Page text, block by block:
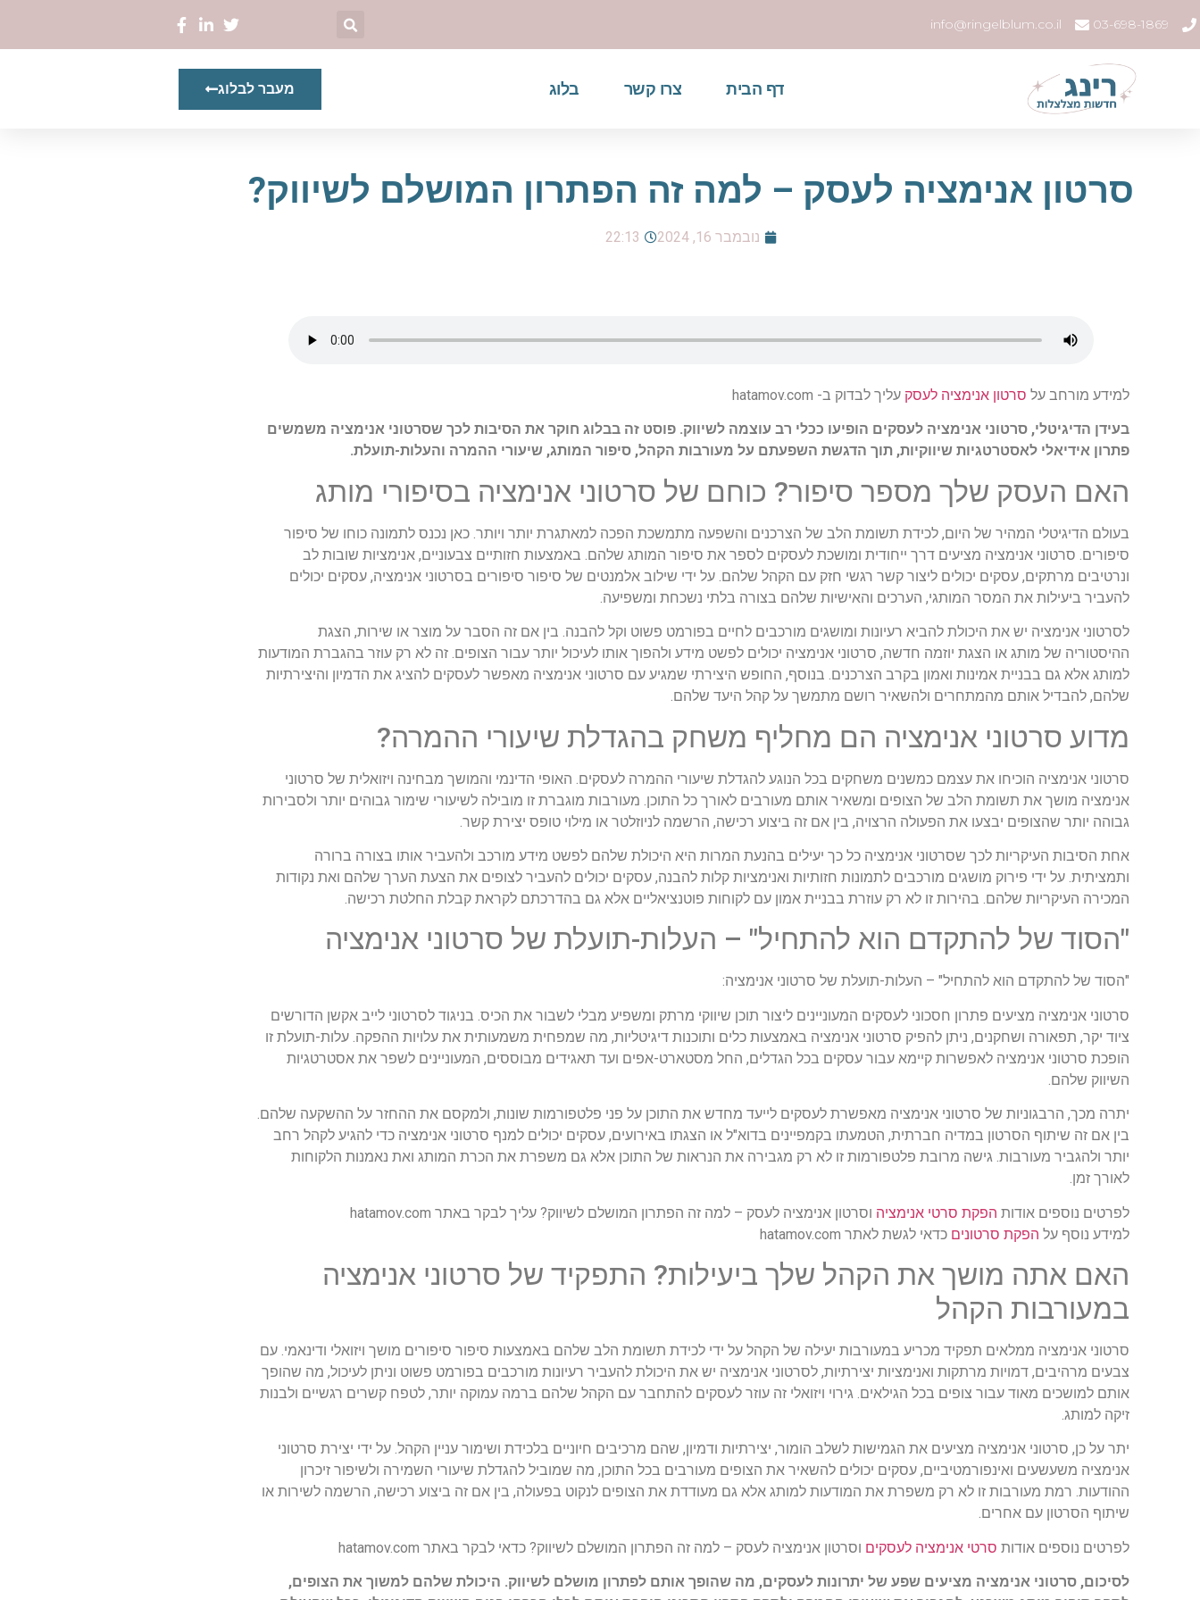
03-698-1869
info@ringelblum.co.il
דף הבית צרו קשר בלוג מעבר לבלוג
סרטון אנימציה לעסק – למה זה הפתרון המושלם לשיווק?
נובמבר 16, 2024 22:13
למידע מורחב על סרטון אנימציה לעסק עליך לבדוק ב- hatamov.com
בעידן הדיגיטלי, סרטוני אנימציה לעסקים הופיעו ככלי רב עוצמה לשיווק. פוסט זה בבלוג חוקר את הסיבות לכך שסרטוני אנימציה משמשים
פתרון אידיאלי לאסטרטגיות שיווקיות, תוך הדגשת השפעתם על מעורבות הקהל, סיפור המותג, שיעורי ההמרה והעלות-תועלת.
האם העסק שלך מספר סיפור? כוחם של סרטוני אנימציה בסיפורי מותג
בעולם הדיגיטלי המהיר של היום, לכידת תשומת הלב של הצרכנים והשפעה מתמשכת הפכה למאתגרת יותר ויותר. כאן נכנס לתמונה כוחו של סיפור
סיפורים. סרטוני אנימציה מציעים דרך ייחודית ומושכת לעסקים לספר את סיפור המותג שלהם. באמצעות חזותיים צבעוניים, אנימציות שובות לב
ונרטיבים מרתקים, עסקים יכולים ליצור קשר רגשי חזק עם הקהל שלהם. על ידי שילוב אלמנטים של סיפור סיפורים בסרטוני אנימציה, עסקים יכולים
להעביר ביעילות את המסר המותגי, הערכים והאישיות שלהם בצורה בלתי נשכחת ומשפיעה.
לסרטוני אנימציה יש את היכולת להביא רעיונות ומושגים מורכבים לחיים בפורמט פשוט וקל להבנה. בין אם זה הסבר על מוצר או שירות, הצגת
ההיסטוריה של מותג או הצגת יוזמה חדשה, סרטוני אנימציה יכולים לפשט מידע ולהפוך אותו לעיכול יותר עבור הצופים. זה לא רק עוזר בהגברת המודעות
למותג אלא גם בבניית אמינות ואמון בקרב הצרכנים. בנוסף, החופש היצירתי שמגיע עם סרטוני אנימציה מאפשר לעסקים להציג את הדמיון והיצירתיות
שלהם, להבדיל אותם מהמתחרים ולהשאיר רושם מתמשך על קהל היעד שלהם.
מדוע סרטוני אנימציה הם מחליף משחק בהגדלת שיעורי ההמרה?
סרטוני אנימציה הוכיחו את עצמם כמשנים משחקים בכל הנוגע להגדלת שיעורי ההמרה לעסקים. האופי הדינמי והמושך מבחינה ויזואלית של סרטוני
אנימציה מושך את תשומת הלב של הצופים ומשאיר אותם מעורבים לאורך כל התוכן. מעורבות מוגברת זו מובילה לשיעורי שימור גבוהים יותר ולסבירות
גבוהה יותר שהצופים יבצעו את הפעולה הרצויה, בין אם זה ביצוע רכישה, הרשמה לניוזלטר או מילוי טופס יצירת קשר.
אחת הסיבות העיקריות לכך שסרטוני אנימציה כל כך יעילים בהנעת המרות היא היכולת שלהם לפשט מידע מורכב ולהעביר אותו בצורה ברורה
ותמציתית. על ידי פירוק מושגים מורכבים לתמונות חזותיות ואנימציות קלות להבנה, עסקים יכולים להעביר לצופים את הצעת הערך שלהם ואת נקודות
המכירה העיקריות שלהם. בהירות זו לא רק עוזרת בבניית אמון עם לקוחות פוטנציאליים אלא גם בהדרכתם לקראת קבלת החלטת רכישה.
"הסוד של להתקדם הוא להתחיל" – העלות-תועלת של סרטוני אנימציה
"הסוד של להתקדם הוא להתחיל" – העלות-תועלת של סרטוני אנימציה:
סרטוני אנימציה מציעים פתרון חסכוני לעסקים המעוניינים ליצור תוכן שיווקי מרתק ומשפיע מבלי לשבור את הכיס. בניגוד לסרטוני לייב אקשן הדורשים
ציוד יקר, תפאורה ושחקנים, ניתן להפיק סרטוני אנימציה באמצעות כלים ותוכנות דיגיטליות, מה שמפחית משמעותית את עלויות ההפקה. עלות-תועלת זו
הופכת סרטוני אנימציה לאפשרות קיימא עבור עסקים בכל הגדלים, החל מסטארט-אפים ועד תאגידים מבוססים, המעוניינים לשפר את אסטרטגיות
השיווק שלהם.
יתרה מכך, הרבגוניות של סרטוני אנימציה מאפשרת לעסקים לייעד מחדש את התוכן על פני פלטפורמות שונות, ולמקסם את ההחזר על ההשקעה שלהם.
בין אם זה שיתוף הסרטון במדיה חברתית, הטמעתו בקמפיינים בדוא"ל או הצגתו באירועים, עסקים יכולים למנף סרטוני אנימציה כדי להגיע לקהל רחב
יותר ולהגביר מעורבות. גישה מרובת פלטפורמות זו לא רק מגבירה את הנראות של התוכן אלא גם משפרת את הכרת המותג ואת נאמנות הלקוחות
לאורך זמן.
לפרטים נוספים אודות הפקת סרטי אנימציה וסרטון אנימציה לעסק – למה זה הפתרון המושלם לשיווק? עליך לבקר באתר hatamov.com
למידע נוסף על הפקת סרטונים כדאי לגשת לאתר hatamov.com
האם אתה מושך את הקהל שלך ביעילות? התפקיד של סרטוני אנימציה
במעורבות הקהל
סרטוני אנימציה ממלאים תפקיד מכריע במעורבות יעילה של הקהל על ידי לכידת תשומת הלב שלהם באמצעות סיפור סיפורים מושך ויזואלי ודינאמי. עם
צבעים מרהיבים, דמויות מרתקות ואנימציות יצירתיות, לסרטוני אנימציה יש את היכולת להעביר רעיונות מורכבים בפורמט פשוט וניתן לעיכול, מה שהופך
אותם למושכים מאוד עבור צופים בכל הגילאים. גירוי ויזואלי זה עוזר לעסקים להתחבר עם הקהל שלהם ברמה עמוקה יותר, לטפח קשרים רגשיים ולבנות
זיקה למותג.
יתר על כן, סרטוני אנימציה מציעים את הגמישות לשלב הומור, יצירתיות ודמיון, שהם מרכיבים חיוניים בלכידת ושימור עניין הקהל. על ידי יצירת סרטוני
אנימציה משעשעים ואינפורמטיביים, עסקים יכולים להשאיר את הצופים מעורבים בכל התוכן, מה שמוביל להגדלת שיעורי השמירה ולשיפור זיכרון
ההודעות. רמת מעורבות זו לא רק משפרת את המודעות למותג אלא גם מעודדת את הצופים לנקוט בפעולה, בין אם זה ביצוע רכישה, הרשמה לשירות או
שיתוף הסרטון עם אחרים.
לפרטים נוספים אודות סרטי אנימציה לעסקים וסרטון אנימציה לעסק – למה זה הפתרון המושלם לשיווק? כדאי לבקר באתר hatamov.com
לסיכום, סרטוני אנימציה מציעים שפע של יתרונות לעסקים, מה שהופך אותם לפתרון מושלם לשיווק. היכולת שלהם למשוך את הצופים,